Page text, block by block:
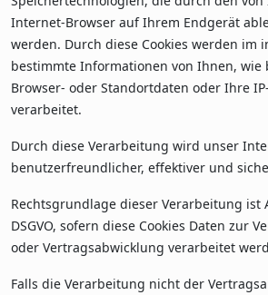
Internet-Browser auf Ihrem Endgerät
werden. Durch diese Cookies werden im
bestimmte Informationen von Ihnen, wie
Browser- oder Standortdaten oder Ihre
verarbeitet.
Durch diese Verarbeitung wird unser
benutzerfreundlicher, effektiver und
Rechtsgrundlage dieser Verarbeitung ist
DSGVO, sofern diese Cookies Daten zur
oder Vertragsabwicklung verarbeitet
Falls die Verarbeitung nicht der